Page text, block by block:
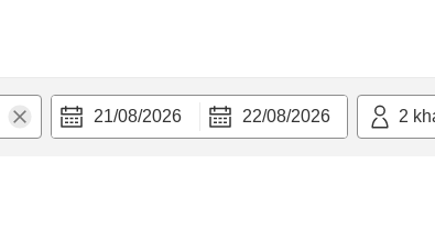
21/08/2026 22/08/2026 2